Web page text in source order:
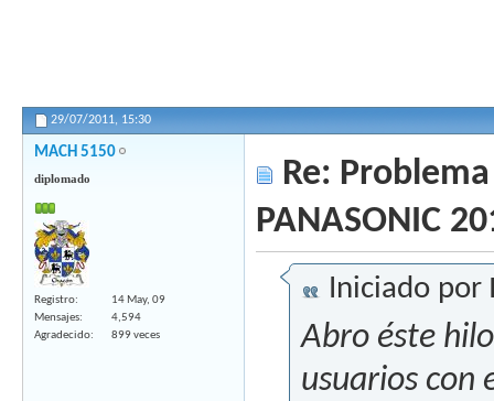
29/07/2011, 15:30
MACH 5150
diplomado
Registro
14 May, 09
Mensajes
4,594
Agradecido
899 veces
Re:
PANASONIC
Iniciado por
Abro éste
usuarios con